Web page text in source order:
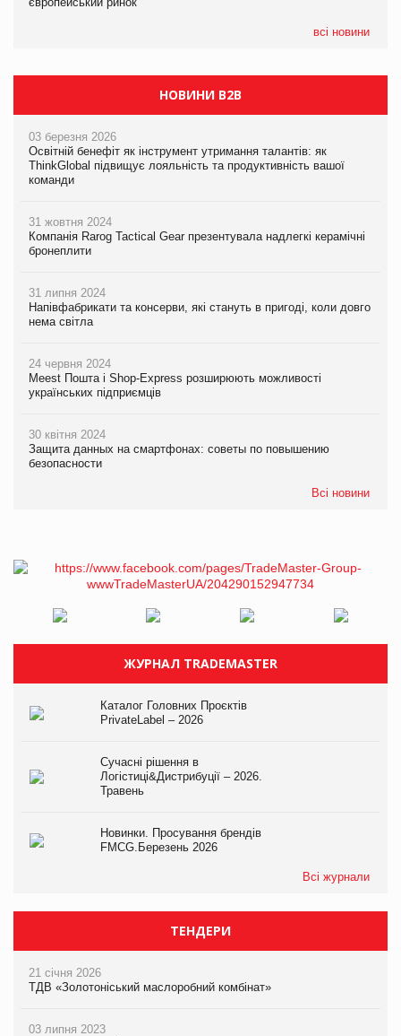
всі новини
НОВИНИ B2B
03 березня 2026
Освітній бенефіт як інструмент утримання талантів: як
ThinkGlobal підвищує лояльність та продуктивність вашої
команди
31 жовтня 2024
Компанія Rarog Tactical Gear презентувала надлегкі керамічні
бронеплити
31 липня 2024
Напівфабрикати та консерви, які стануть в пригоді, коли довго
нема світла
24 червня 2024
Meest Пошта і Shop-Express розширюють можливості
українських підприємців
30 квітня 2024
Защита данных на смартфонах: советы по повышению
безопасности
Всі новини
ЖУРНАЛ TRADEMASTER
Каталог Головних Проєктів
PrivateLabel – 2026
Сучасні рішення в
Логістиці&Дистрибуції – 2026.
Травень
Новинки. Просування брендів
FMCG.Березень 2026
Всі журнали
ТЕНДЕРИ
21 січня 2026
ТДВ «Золотоніський маслоробний комбінат»
03 липня 2023